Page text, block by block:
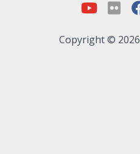
Copyright © 2026